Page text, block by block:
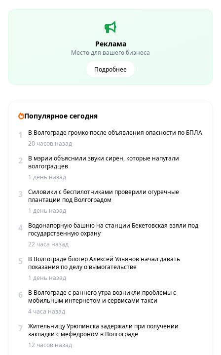
Реклама
Место для вашего бизнеса
Подробнее
Популярное сегодня
1
В Волгограде громко после объявления опасности по БПЛА
20 часов назад
2
В мэрии объяснили звуки сирен, которые напугали
волгоградцев
1 день назад
3
Силовики с беспилотниками проверили огуречные
плантации под Волгоградом
1 день назад
4
Водонапорную башню на станции Бекетовская взяли под
государственную охрану
22 часа назад
5
В Волгограде блогер Алексей Ульянов начал давать
показания по делу о вымогательстве
1 день назад
6
В Волгограде с раннего утра возникли проблемы с
мобильным интернетом и сервисами такси
4 часа назад
7
Жительницу Урюпинска задержали при получении
закладки с мефедроном в Волгограде
12 часов назад